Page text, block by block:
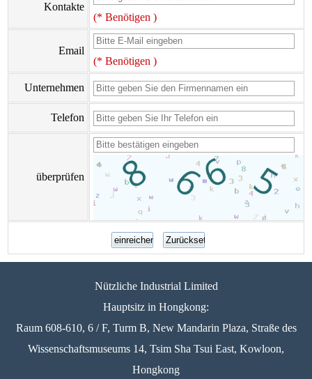
Kontakte
(* Benötigen )
Email
(* Benötigen )
Unternehmen
Telefon
überprüfen
Nützliche Industrial Limited
Hauptsitz in Hongkong:
Raum 608-610, 6 / F, Turm B, New Mandarin Plaza, Straße des
Wissenschaftsmuseums 14, Tsim Sha Tsui East, Kowloon,
Hongkong